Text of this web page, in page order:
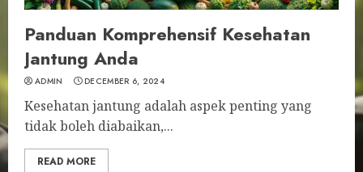
Panduan Komprehensif Kesehatan
Jantung Anda
ADMIN DECEMBER 6, 2024
Kesehatan jantung adalah aspek penting yang
tidak boleh diabaikan,...
READ MORE